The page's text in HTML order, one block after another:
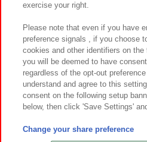
お取引先さまとともに
カスタマーハラスメント対応方針
©Bandai Namco
©Bandai Namco
exercise your right.
Please note that even if you have
preference signals , if you choose
cookies and other identifiers on the
you will be deemed to have
regardless of the opt-out
understand and agree to this
consent on the following setup
below, then click 'Save Settings'
Change your share preference